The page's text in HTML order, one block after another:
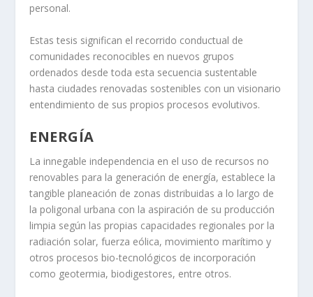
personal.
Estas tesis significan el recorrido conductual de
comunidades reconocibles en nuevos grupos
ordenados desde toda esta secuencia sustentable
hasta ciudades renovadas sostenibles con un visionario
entendimiento de sus propios procesos evolutivos.
ENERGÍA
La innegable independencia en el uso de recursos no
renovables para la generación de energía, establece la
tangible planeación de zonas distribuidas a lo largo de
la poligonal urbana con la aspiración de su producción
limpia según las propias capacidades regionales por la
radiación solar, fuerza eólica, movimiento marítimo y
otros procesos bio-tecnológicos de incorporación
como geotermia, biodigestores, entre otros.